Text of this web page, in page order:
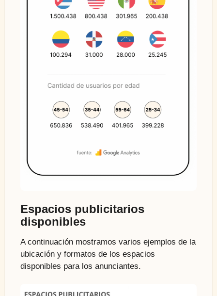
Espacios publicitarios
disponibles
A continuación mostramos varios ejemplos de la
ubicación y formatos de los espacios
disponibles para los anunciantes.